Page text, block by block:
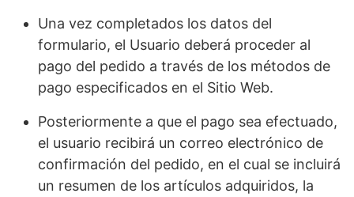
Una vez completados los datos del
formulario, el Usuario deberá proceder al
pago del pedido a través de los métodos de
pago especificados en el Sitio Web.
Posteriormente a que el pago sea efectuado,
el usuario recibirá un correo electrónico de
confirmación del pedido, en el cual se incluirá
un resumen de los artículos adquiridos, la